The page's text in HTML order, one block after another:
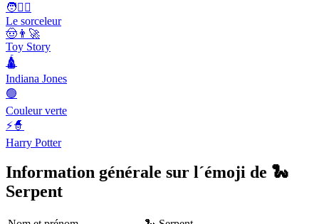
🧑🧙‍♂️
Le sorceleur
🤠👨‍🚀
Toy Story
🛕
Indiana Jones
🟢
Couleur verte
⚡🧙
Harry Potter
Information générale sur l´émoji de 🐍
Serpent